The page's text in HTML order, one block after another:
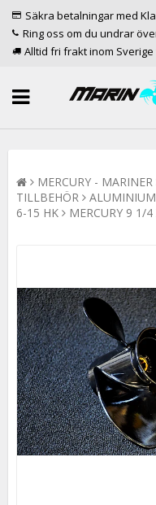
Säkra betalningar med
Ring oss om du undrar
Alltid fri frakt inom
MERCURY - MARINER
TILLBEHÖR
6-15 HK
MERCURY 9 1/4